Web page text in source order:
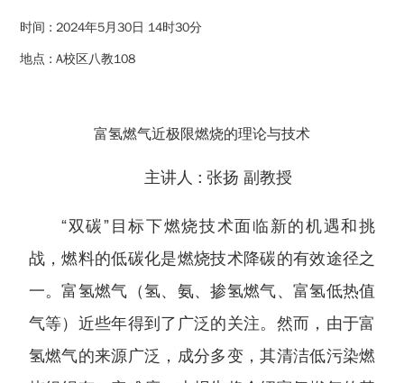
时间 : 2024年5月30日 14时30分
地点 : A校区八教108
富氢燃气近极限燃烧的理论与技术
主讲人 : 张扬 副教授
“双碳”目标下燃烧技术面临新的机遇和挑
战，燃料的低碳化是燃烧技术降碳的有效途径之
一。富氢燃气（氢、氨、掺氢燃气、富氢低热值
气等）近些年得到了广泛的关注。然而，由于富
氢燃气的来源广泛，成分多变，其清洁低污染燃